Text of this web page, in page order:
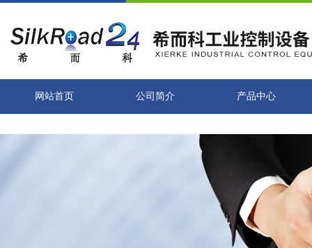
网站首页 公司简介 产品中心